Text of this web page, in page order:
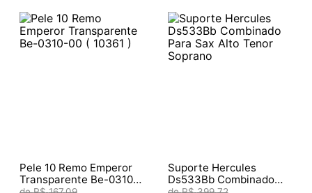
Pele 10 Remo Emperor
Transparente Be-0310-
Suporte Hercules
Ds533Bb Combinado